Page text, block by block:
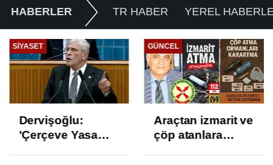
HABERLER TR HABER YEREL
SIYASET
Dervişoğlu:
'Çerçeve Yasa
GÜNCEL
Araçtan izmarit ve
çöp atanlara